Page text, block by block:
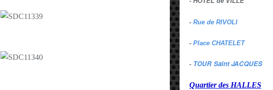
- Rue de RIVOLI
- Place CHATELET
- TOUR Saint JACQUES
Quartier des HALLES